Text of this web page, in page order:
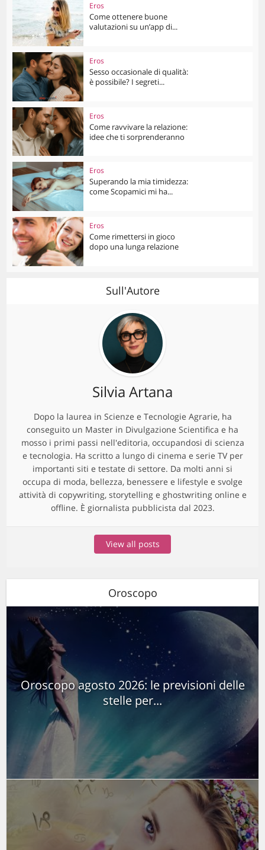
Eros
Come ottenere buone
valutazioni su un’app di...
Eros
Sesso occasionale di qualità:
è possibile? I segreti...
Eros
Come ravvivare la relazione:
idee che ti sorprenderanno
Eros
Superando la mia timidezza:
come Scopamici mi ha...
Eros
Come rimettersi in gioco
dopo una lunga relazione
Sull'Autore
Silvia Artana
Dopo la laurea in Scienze e Tecnologie Agrarie, ha
conseguito un Master in Divulgazione Scientifica e ha
mosso i primi passi nell'editoria, occupandosi di scienza
e tecnologia. Ha scritto a lungo di cinema e serie TV per
importanti siti e testate di settore. Da molti anni si
occupa di moda, bellezza, benessere e lifestyle e svolge
attività di copywriting, storytelling e ghostwriting online e
offline. È giornalista pubblicista dal 2023.
View all posts
Oroscopo
Oroscopo agosto 2026: le previsioni delle
stelle per...